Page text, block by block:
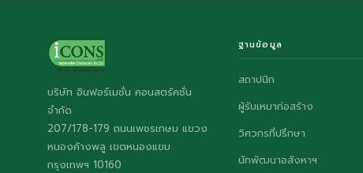
บริษัท อินฟอร์เมชั่น คอนสตรัคชั่น
จำกัด
207/178-179 ถนนเพชรเกษม แขวง
หนองค้างพลู เขตหนองแขม
กรุงเทพฯ 10160
ฐานข้อมูล
สถาปนิก
ผู้รับเหมาก่อสร้าง
วิศวกรที่ปรึกษา
นักพัฒนาอสังหาฯ